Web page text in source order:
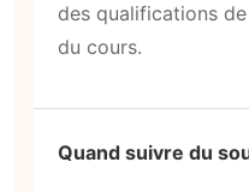
des qualifications
du cours.
Quand suivre du